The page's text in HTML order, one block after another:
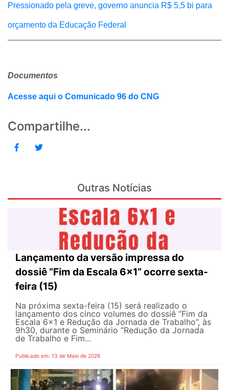
Pressionado pela greve, governo anuncia R$ 5,5 bi para
orçamento da Educação Federal
Documentos
Acesse aqui o Comunicado 96 do CNG
Compartilhe...
Outras Notícias
Lançamento da versão impressa do
dossiê “Fim da Escala 6×1” ocorre sexta-
feira (15)
Na próxima sexta-feira (15) será realizado o
lançamento dos cinco volumes do dossiê “Fim da
Escala 6×1 e Redução da Jornada de Trabalho”, às
9h30, durante o Seminário “Redução da Jornada
de Trabalho e Fim...
Publicado em: 13 de Maio de 2026